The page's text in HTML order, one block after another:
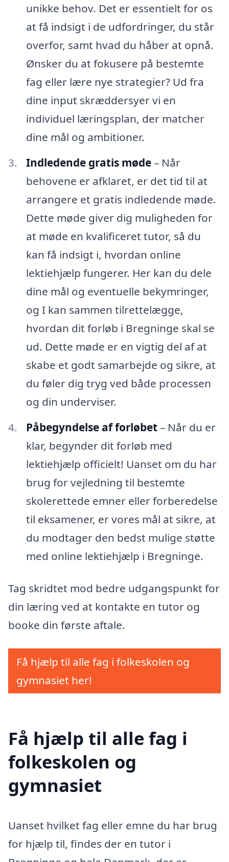
unikke behov. Det er essentielt for os
at få indsigt i de udfordringer, du står
overfor, samt hvad du håber at opnå.
Ønsker du at fokusere på bestemte
fag eller lære nye strategier? Ud fra
dine input skræddersyer vi en
individuel læringsplan, der matcher
dine mål og ambitioner.
Indledende gratis møde– Når
behovene er afklaret, er det tid til at
arrangere et gratis indledende møde.
Dette møde giver dig muligheden for
at møde en kvalificeret tutor, så du
kan få indsigt i, hvordan online
lektiehjælp fungerer. Her kan du dele
dine mål og eventuelle bekymringer,
og I kan sammen tilrettelægge,
hvordan dit forløb i Bregninge skal se
ud. Dette møde er en vigtig del af at
skabe et godt samarbejde og sikre, at
du føler dig tryg ved både processen
og din underviser.
Påbegyndelse af forløbet– Når du er
klar, begynder dit forløb med
lektiehjælp officielt! Uanset om du har
brug for vejledning til bestemte
skolerettede emner eller forberedelse
til eksamener, er vores mål at sikre, at
du modtager den bedst mulige støtte
med online lektiehjælp i Bregninge.
Tag skridtet mod bedre udgangspunkt for
din læring ved at kontakte en tutor og
booke din første aftale.
Få hjælp til alle fag i folkeskolen og
gymnasiet her!
Få hjælp til alle fag i
folkeskolen og
gymnasiet
Uanset hvilket fag eller emne du har brug
for hjælp til, findes der en tutor i